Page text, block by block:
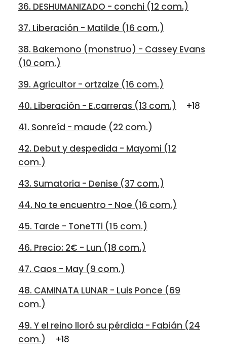
36. DESHUMANIZADO - conchi (12 com.)
37. Liberación - Matilde (16 com.)
38. Bakemono (monstruo) - Cassey Evans
(10 com.)
39. Agricultor - ortzaize (16 com.)
40. Liberación - E.carreras (13 com.)
+18
41. Sonreíd - maude (22 com.)
42. Debut y despedida - Mayomi (12
com.)
43. Sumatoria - Denise (37 com.)
44. No te encuentro - Noe (16 com.)
45. Tarde - ToneTTi (15 com.)
46. Precio: 2€ - Lun (18 com.)
47. Caos - May (9 com.)
48. CAMINATA LUNAR - Luis Ponce (69
com.)
49. Y el reino lloró su pérdida - Fabián (24
com.)
+18